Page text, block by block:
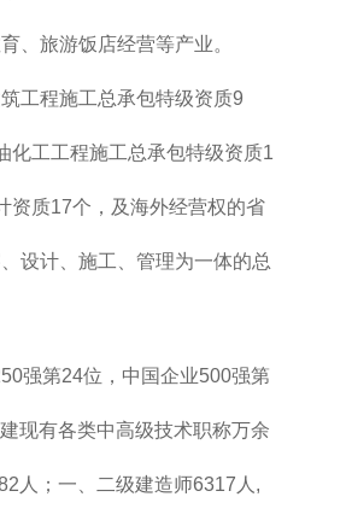
、旅游饭店经营等产业。
工程施工总承包特级资质9
化工工程施工总承包特级资质1
资质17个，及海外经营权的省
设计、施工、管理为一体的总
强第24位，中国企业500强第
现有各类中高级技术职称万余
人；一、二级建造师6317人,